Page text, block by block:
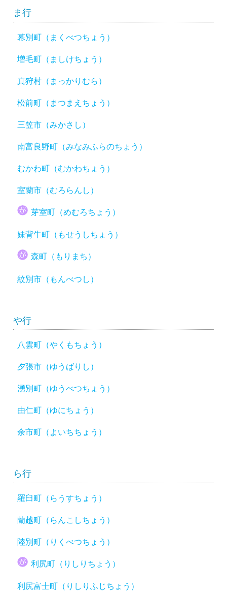
ま行
幕別町（まくべつちょう）
増毛町（ましけちょう）
真狩村（まっかりむら）
松前町（まつまえちょう）
三笠市（みかさし）
南富良野町（みなみふらのちょう）
むかわ町（むかわちょう）
室蘭市（むろらんし）
芽室町（めむろちょう）
妹背牛町（もせうしちょう）
森町（もりまち）
紋別市（もんべつし）
や行
八雲町（やくもちょう）
夕張市（ゆうばりし）
湧別町（ゆうべつちょう）
由仁町（ゆにちょう）
余市町（よいちちょう）
ら行
羅臼町（らうすちょう）
蘭越町（らんこしちょう）
陸別町（りくべつちょう）
利尻町（りしりちょう）
利尻富士町（りしりふじちょう）